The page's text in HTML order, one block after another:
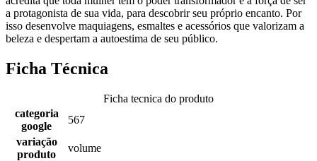
a protagonista de sua vida, para descobrir seu próprio encanto. Por
isso desenvolve maquiagens, esmaltes e acessórios que valorizam a
beleza e despertam a autoestima de seu público.
Ficha Técnica
Ficha tecnica do produto
categoria
google
567
variação
produto
volume